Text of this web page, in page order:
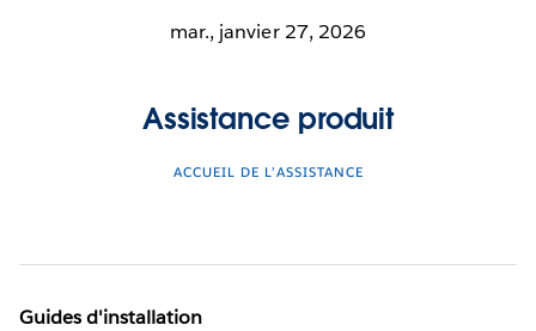
mar., janvier 27, 2026
Assistance produit
ACCUEIL DE L’ASSISTANCE
Guides d'installation